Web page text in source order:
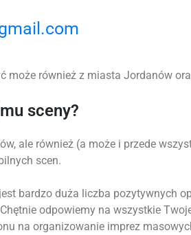
może również z miasta Jordanów
sceny?
ale również (a może i przede
scen.
bardzo duża liczba pozytywnych
odpowiemy na wszystkie
na organizowanie imprez